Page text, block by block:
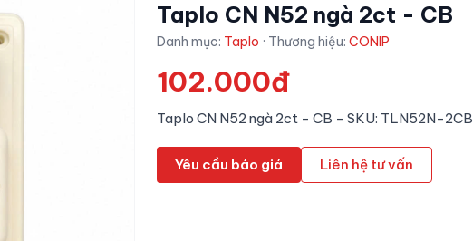
Taplo CN N52 ngà 2ct - CB
Danh mục: Taplo · Thương hiệu: CONIP
102.000đ
Taplo CN N52 ngà 2ct - CB - SKU: TLN52N-2CB
Yêu cầu báo giá Liên hệ tư vấn